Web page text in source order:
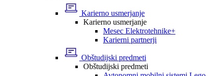
Karierno usmerjanje
Karierno usmerjanje
Mesec Elektrotehnike+
Karierni partnerji
Obštudijski predmeti
Obštudijski predmeti